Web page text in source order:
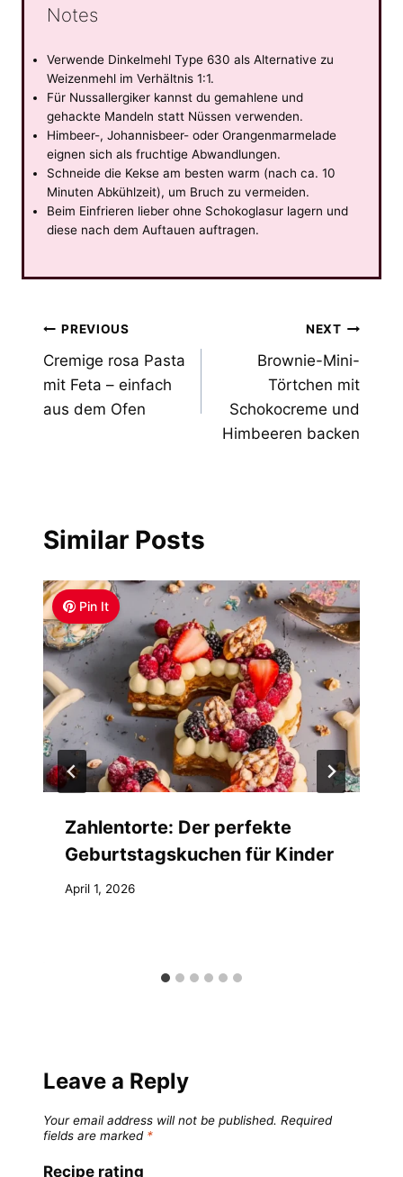
Notes
Verwende Dinkelmehl Type 630 als Alternative zu
Weizenmehl im Verhältnis 1:1.
Für Nussallergiker kannst du gemahlene und
gehackte Mandeln statt Nüssen verwenden.
Himbeer-, Johannisbeer- oder Orangenmarmelade
eignen sich als fruchtige Abwandlungen.
Schneide die Kekse am besten warm (nach ca. 10
Minuten Abkühlzeit), um Bruch zu vermeiden.
Beim Einfrieren lieber ohne Schokoglasur lagern und
diese nach dem Auftauen auftragen.
Post
navigation
PREVIOUS
Cremige rosa Pasta
mit Feta – einfach
aus dem Ofen
NEXT
Brownie-Mini-
Törtchen mit
Schokocreme und
Himbeeren backen
Similar Posts
Pin It
Zahlentorte: Der perfekte
Geburtstagskuchen für Kinder
April 1, 2026
Leave a Reply
Your email address will not be published. Required
fields are marked *
Recipe rating